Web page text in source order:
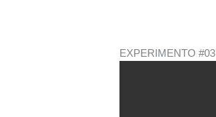
EXPERIMENTO #03